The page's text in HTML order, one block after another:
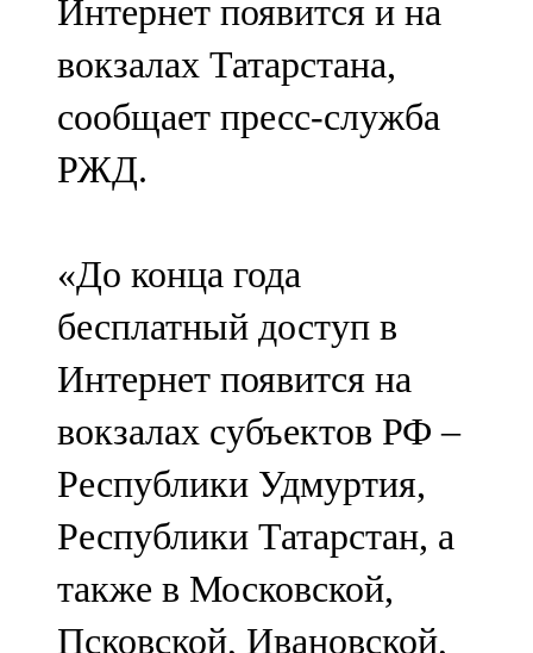
Олы Әтнә
71,42 FM
Сарман
107,8 FM
106,1 FM
Түбән Кама
102,6 FM
Чирмешән
107,7 FM
Чистай
103,0 FM
Интернет появится и на
вокзалах Татарстана,
сообщает пресс-служба
РЖД.
«До конца года
бесплатный доступ в
Интернет появится на
вокзалах субъектов РФ –
Республики Удмуртия,
Республики Татарстан, а
также в Московской,
Псковской, Ивановской,